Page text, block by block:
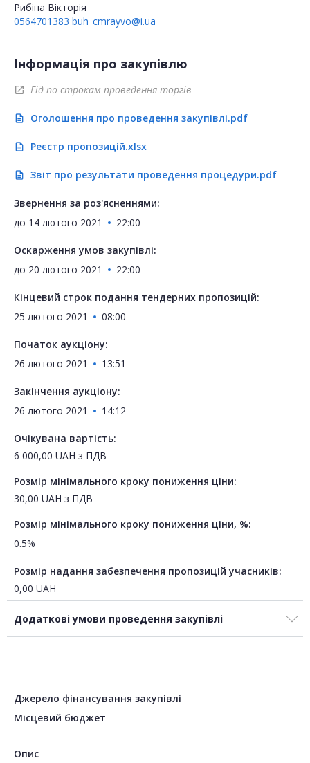
Рибіна Вікторія
0564701383 buh_cmrayvo@i.ua
Інформація про закупівлю
open_in_new Гід по строкам проведення торгів
description Оголошення про проведення закупівлі.pdf
description Реєстр пропозицій.xlsx
description Звіт про результати проведення процедури.pdf
Звернення за роз'ясненнями:
до 14 лютого 2021 22:00
Оскарження умов закупівлі:
до 20 лютого 2021 22:00
Кінцевий строк подання тендерних пропозицій:
25 лютого 2021
08:00
Початок аукціону:
26 лютого 2021
13:51
Закінчення аукціону:
26 лютого 2021
14:12
Очікувана вартість:
6 000,00 UAH з ПДВ
Розмір мінімального кроку пониження ціни:
30,00 UAH з ПДВ
Розмір мінімального кроку пониження ціни, %:
0.5%
Розмір надання забезпечення пропозицій учасників:
0,00 UAH
Додаткові умови проведення закупівлі
Джерело фінансування закупівлі
Місцевий бюджет
Опис